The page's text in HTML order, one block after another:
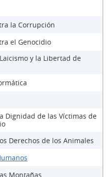
la Corrupción
el Genocidio
y la Libertad de
Dignidad de las Víctimas de
Derechos de los Animales
Montañas